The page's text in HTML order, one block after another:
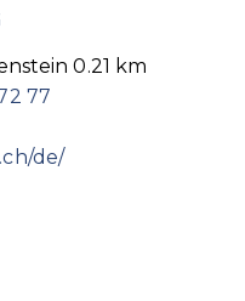
0.21 km
77
de/